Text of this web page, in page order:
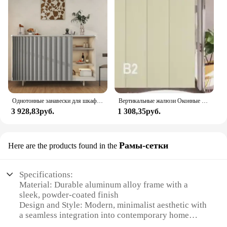
Однотонные занавески для шкафа, пыленепроницаемые занавески для двери, занавески с защитой от жира и дыма, занавески из ткани
3 928,83руб.
Вертикальные жалюзи Оконные шторы, регулируемые раздвижные панели, модель ткани KV-4-Slats, индивидуальные размеры, Легкая фиксация
1 308,35руб.
Here are the products found in the Рамы-сетки
Specifications:
Material: Durable aluminum alloy frame with a
sleek, powder-coated finish
Design and Style: Modern, minimalist aesthetic with
a seamless integration into contemporary home